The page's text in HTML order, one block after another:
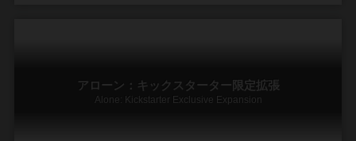
アローン：キックスターター限定拡張
Alone: Kickstarter Exclusive Expansion